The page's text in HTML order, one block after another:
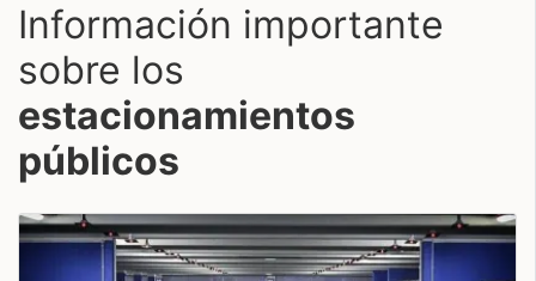
Información importante
sobre los
estacionamientos
públicos